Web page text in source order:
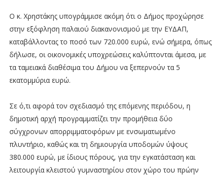
Ο κ. Χρηστάκης υπογράμμισε ακόμη ότι ο Δήμος προχώρησε
στην εξόφληση παλαιού διακανονισμού με την ΕΥΔΑΠ,
καταβάλλοντας το ποσό των 720.000 ευρώ, ενώ σήμερα, όπως
δήλωσε, οι οικονομικές υποχρεώσεις καλύπτονται άμεσα, με
τα ταμειακά διαθέσιμα του Δήμου να ξεπερνούν τα 5
εκατομμύρια ευρώ.
Σε ό,τι αφορά τον σχεδιασμό της επόμενης περιόδου, η
δημοτική αρχή προγραμματίζει την προμήθεια δύο
σύγχρονων απορριμματοφόρων με ενσωματωμένο
πλυντήριο, καθώς και τη δημιουργία υποδομών ύψους
380.000 ευρώ, με ίδιους πόρους, για την εγκατάσταση και
λειτουργία κλειστού γυμναστηρίου στον χώρο του πρώην